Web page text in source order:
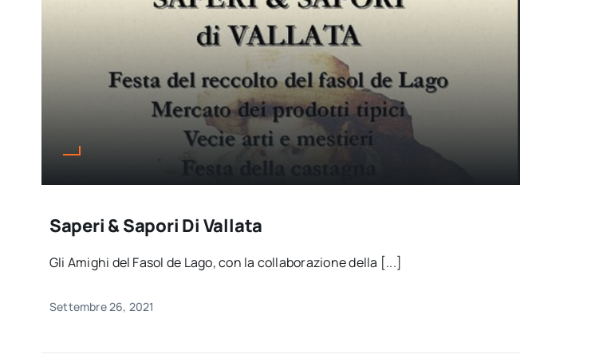
Saperi & Sapori Di Vallata
Gli Amighi del Fasol de Lago, con la collaborazione della [...]
Settembre 26, 2021